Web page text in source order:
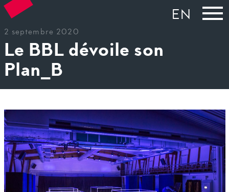
EN
2 septembre 2020
Le BBL dévoile son
Plan_B